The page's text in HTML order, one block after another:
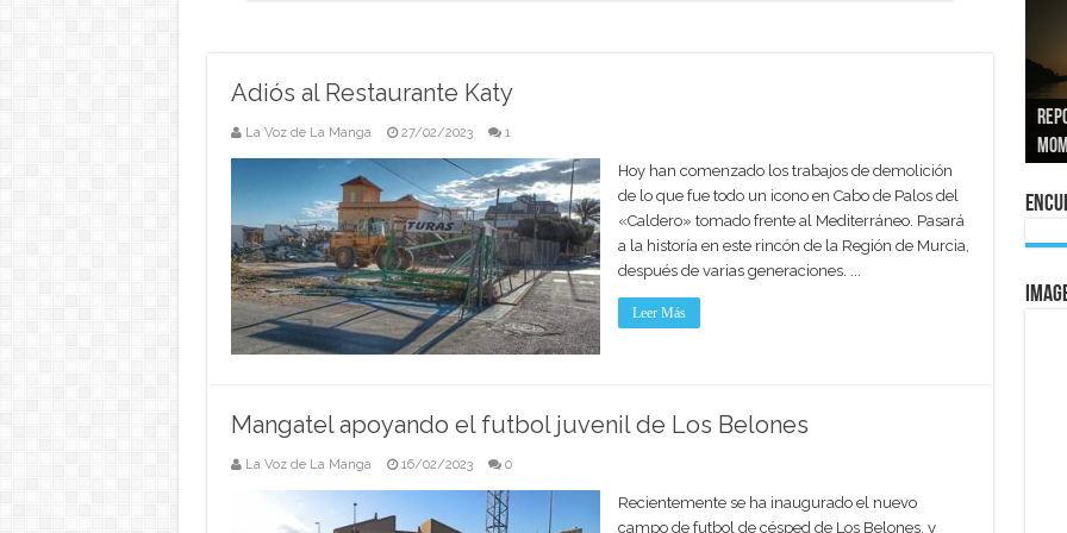
Adiós al Restaurante Katy
La Voz de La Manga 27/02/2023 1
Hoy han comenzado los trabajos de demolición
de lo que fue todo un icono en Cabo de Palos del
«Caldero» tomado frente al Mediterráneo. Pasará
a la historía en este rincón de la Región de Murcia,
después de varias generaciones. ...
Leer Más
Mangatel apoyando el futbol juvenil de Los Belones
La Voz de La Manga 16/02/2023 0
Recientemente se ha inaugurado el nuevo
campo de futbol de césped de Los Belones, y
La
La
El
al